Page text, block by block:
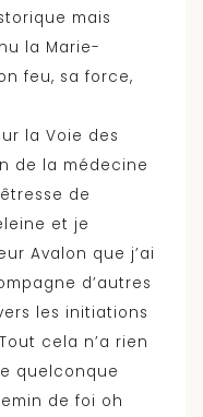
mais
la Marie-
feu, sa force,
la Voie des
de la médecine
de
et je
Avalon que j’ai
d’autres
les initiations
cela n’a rien
quelconque
de foi oh